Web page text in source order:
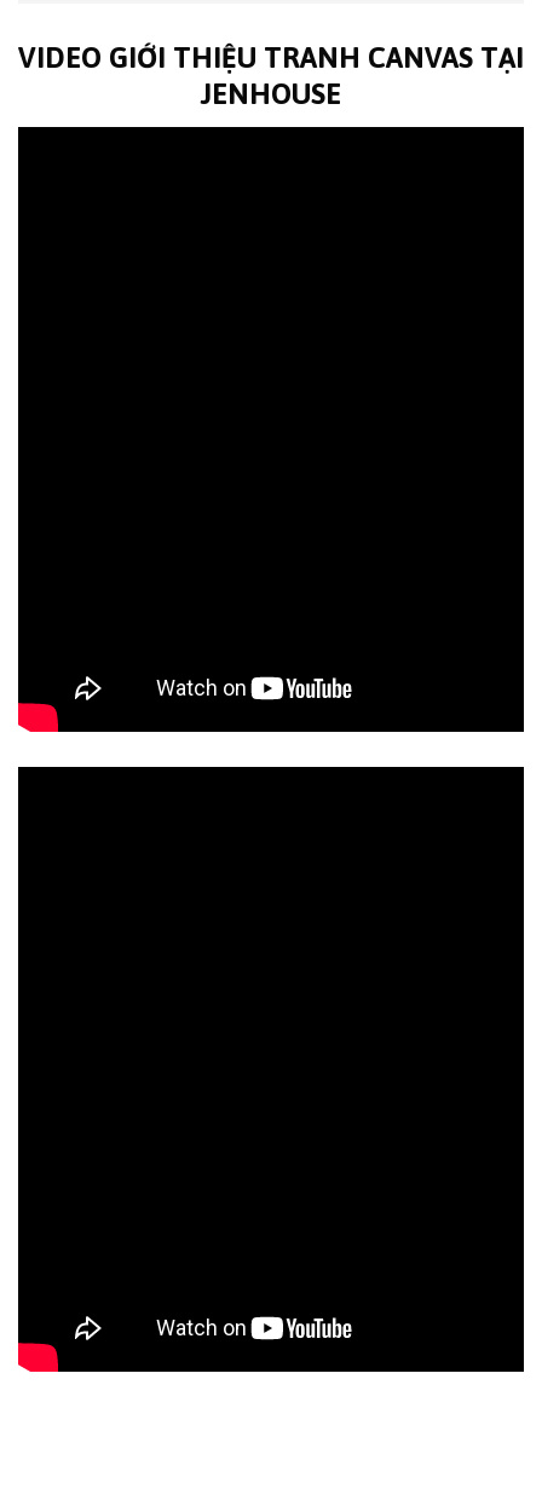
VIDEO GIỚI THIỆU TRANH CANVAS TẠI
JENHOUSE